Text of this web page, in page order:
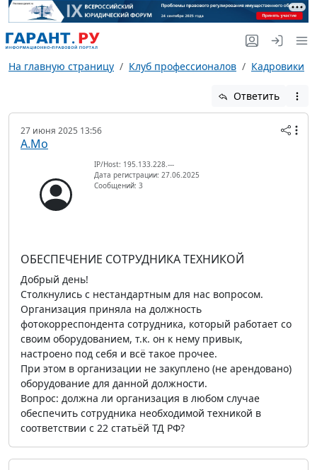
На главную страницу Клуб профессионалов Кадровики
Ответить
27 июня 2025 13:56
А.Мо
IP/Host: 195.133.228.---
Дата регистрации: 27.06.2025
Сообщений: 3
ОБЕСПЕЧЕНИЕ СОТРУДНИКА ТЕХНИКОЙ
Добрый день!
Столкнулись с нестандартным для нас вопросом.
Организация приняла на должность
фотокорреспондента сотрудника, который работает со
своим оборудованием, т.к. он к нему привык,
настроено под себя и всё такое прочее.
При этом в организации не закуплено (не арендовано)
оборудование для данной должности.
Вопрос: должна ли организация в любом случае
обеспечить сотрудника необходимой техникой в
соответствии с 22 статьёй ТД РФ?